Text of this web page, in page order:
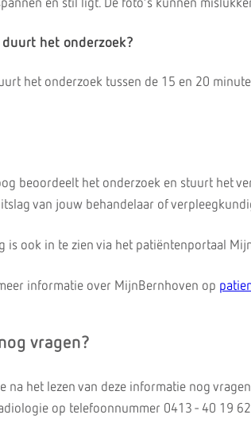
en stil ligt. De foto’s kunnen
duurt het onderzoek?
het onderzoek tussen de 15 en 20
beoordeelt het onderzoek en stuurt het
van jouw behandelaar of
is ook in te zien via het patiëntenportaal
informatie over MijnBernhoven op
vragen?
na het lezen van deze informatie nog
op telefoonnummer 0413 - 40 19